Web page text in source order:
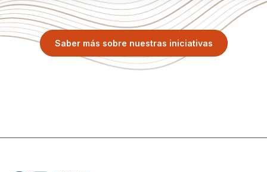
Saber más sobre nuestras iniciativas